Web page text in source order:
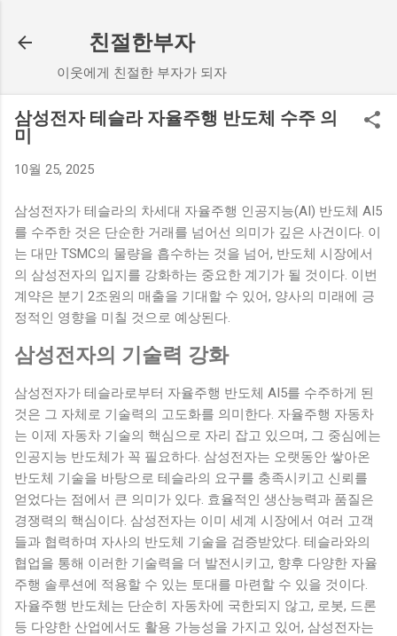
친절한부자
이웃에게 친절한 부자가 되자
삼성전자 테슬라 자율주행 반도체 수주 의
미
10월 25, 2025
삼성전자가 테슬라의 차세대 자율주행 인공지능(AI) 반도체 AI5
를 수주한 것은 단순한 거래를 넘어선 의미가 깊은 사건이다. 이
는 대만 TSMC의 물량을 흡수하는 것을 넘어, 반도체 시장에서
의 삼성전자의 입지를 강화하는 중요한 계기가 될 것이다. 이번
계약은 분기 2조원의 매출을 기대할 수 있어, 양사의 미래에 긍
정적인 영향을 미칠 것으로 예상된다.
삼성전자의 기술력 강화
삼성전자가 테슬라로부터 자율주행 반도체 AI5를 수주하게 된
것은 그 자체로 기술력의 고도화를 의미한다. 자율주행 자동차
는 이제 자동차 기술의 핵심으로 자리 잡고 있으며, 그 중심에는
인공지능 반도체가 꼭 필요하다. 삼성전자는 오랫동안 쌓아온
반도체 기술을 바탕으로 테슬라의 요구를 충족시키고 신뢰를
얻었다는 점에서 큰 의미가 있다. 효율적인 생산능력과 품질은
경쟁력의 핵심이다. 삼성전자는 이미 세계 시장에서 여러 고객
들과 협력하며 자사의 반도체 기술을 검증받았다. 테슬라와의
협업을 통해 이러한 기술력을 더 발전시키고, 향후 다양한 자율
주행 솔루션에 적용할 수 있는 토대를 마련할 수 있을 것이다.
자율주행 반도체는 단순히 자동차에 국한되지 않고, 로봇, 드론
등 다양한 산업에서도 활용 가능성을 가지고 있어, 삼성전자는